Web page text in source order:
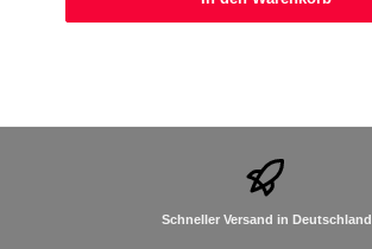
Schneller Versand in Deutschland